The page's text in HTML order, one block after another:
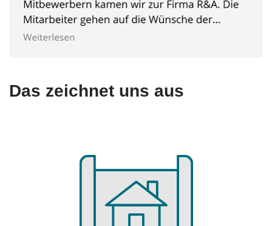
Das zeichnet uns aus